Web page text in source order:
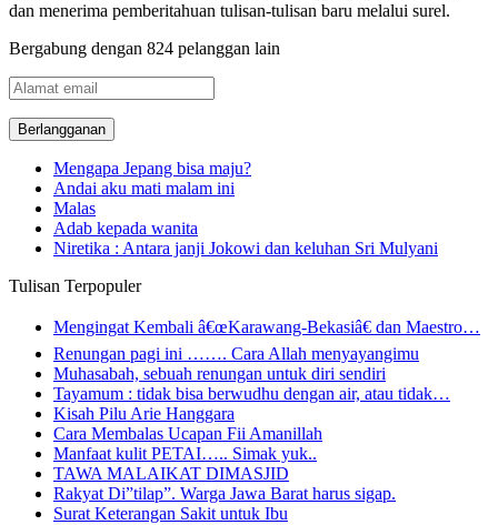
dan menerima pemberitahuan tulisan-tulisan baru melalui surel.
Bergabung dengan 824 pelanggan lain
Alamat
email
Mengapa Jepang bisa maju?
Andai aku mati malam ini
Malas
Adab kepada wanita
Niretika : Antara janji Jokowi dan keluhan Sri Mulyani
Tulisan Terpopuler
Mengingat Kembali â€œKarawang-Bekasiâ€ dan Maestro…
Renungan pagi ini ……. Cara Allah menyayangimu
Muhasabah, sebuah renungan untuk diri sendiri
Tayamum : tidak bisa berwudhu dengan air, atau tidak…
Kisah Pilu Arie Hanggara
Cara Membalas Ucapan Fii Amanillah
Manfaat kulit PETAI….. Simak yuk..
TAWA MALAIKAT DIMASJID
Rakyat Di”tilap”. Warga Jawa Barat harus sigap.
Surat Keterangan Sakit untuk Ibu